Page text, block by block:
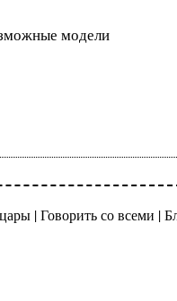
модели
|Говорить со всеми |